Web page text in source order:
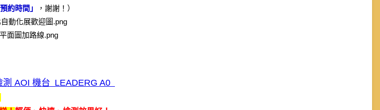
約時間」
，謝謝！）
測 AOI 機台 LEADERG A0